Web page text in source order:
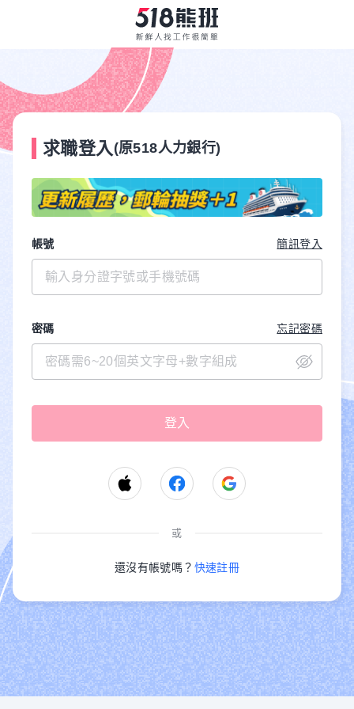
求職登入 (原518人力銀行)
帳號 簡訊登入
密碼 忘記密碼
或
還沒有帳號嗎？ 快速註冊